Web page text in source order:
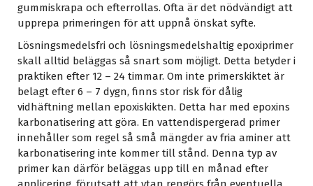
gummiskrapa och efterrollas. Ofta är det nödvändigt att
upprepa primeringen för att uppnå önskat syfte.
Lösningsmedelsfri och lösningsmedelshaltig epoxiprimer
skall alltid beläggas så snart som möjligt. Detta betyder i
praktiken efter 12 – 24 timmar. Om inte primerskiktet är
belagt efter 6 – 7 dygn, finns stor risk för dålig
vidhäftning mellan epoxiskikten. Detta har med epoxins
karbonatisering att göra. En vattendispergerad primer
innehåller som regel så små mängder av fria aminer att
karbonatisering inte kommer till stånd. Denna typ av
primer kan därför beläggas upp till en månad efter